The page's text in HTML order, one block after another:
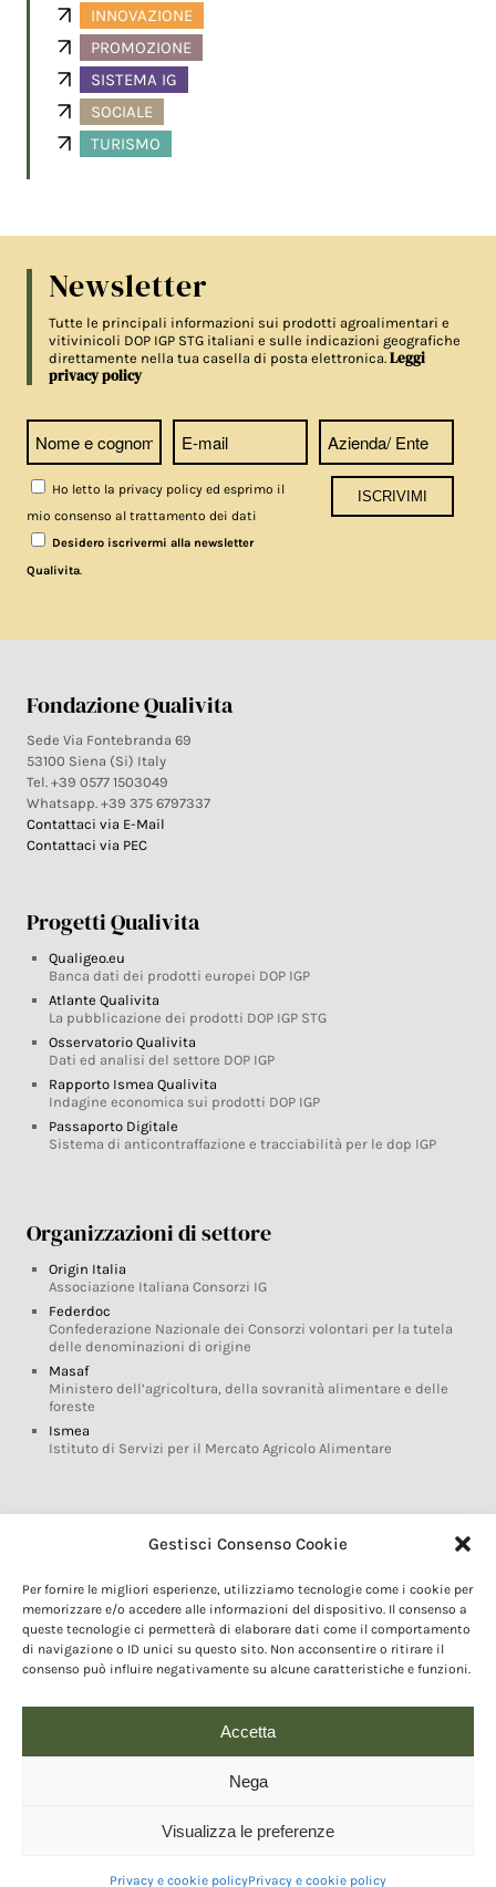
Gestisci Consenso Cookie
Per fornire le migliori esperienze, utilizziamo tecnologie come i cookie per
memorizzare e/o accedere alle informazioni del dispositivo. Il consenso a
queste tecnologie ci permetterà di elaborare dati come il comportamento
di navigazione o ID unici su questo sito. Non acconsentire o ritirare il
consenso può influire negativamente su alcune caratteristiche e funzioni.
Accetta
Nega
Visualizza le preferenze
Privacy e cookie policyPrivacy e cookie policy
INNOVAZIONE
PROMOZIONE
SISTEMA IG
SOCIALE
TURISMO
Newsletter
Tutte le principali informazioni sui prodotti agroalimentari e
vitivinicoli DOP IGP STG italiani e sulle indicazioni geografiche
direttamente nella tua casella di posta elettronica.Leggi
privacy policy
Ho letto la privacy policy ed esprimo il
mio consenso al trattamento dei dati
Desidero iscrivermi alla newsletter
Qualivita.
Fondazione Qualivita
Sede Via Fontebranda 69
53100 Siena (Si) Italy
Tel. +39 0577 1503049
Whatsapp. +39 375 6797337
Contattaci via E-Mail
Contattaci via PEC
Progetti Qualivita
Qualigeo.eu
Banca dati dei prodotti europei DOP IGP
Atlante Qualivita
La pubblicazione dei prodotti DOP IGP STG
Osservatorio Qualivita
Dati ed analisi del settore DOP IGP
Rapporto Ismea Qualivita
Indagine economica sui prodotti DOP IGP
Passaporto Digitale
Sistema di anticontraffazione e tracciabilità per le dop IGP
Organizzazioni di settore
Origin Italia
Associazione Italiana Consorzi IG
Federdoc
Confederazione Nazionale dei Consorzi volontari per la tutela
delle denominazioni di origine
Masaf
Ministero dell’agricoltura, della sovranità alimentare e delle
foreste
Ismea
Istituto di Servizi per il Mercato Agricolo Alimentare
Glossario DOP IGP
Marchi DOP IGP
Normativa prodotti DOP IGP
Consorzi di Tutela
Farm To Fork e prodotti DOP IGP
comunicazione